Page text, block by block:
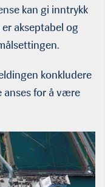
kan gi inntrykk
akseptabel og
konkludere
anses for å være